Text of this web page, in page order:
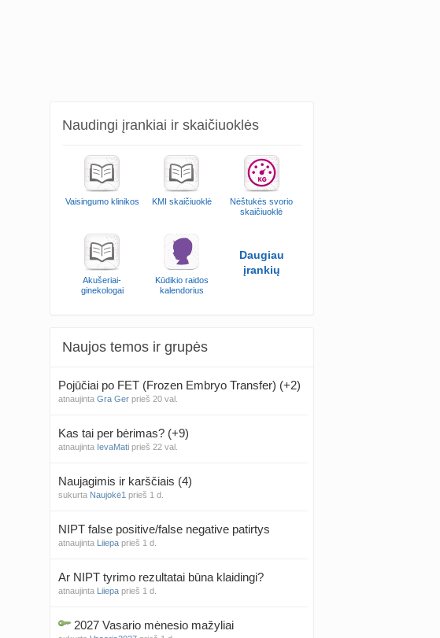
Naudingi įrankiai ir skaičiuoklės
Vaisingumo klinikos KMI skaičiuoklė
Nėštukės svorio
skaičiuoklė
Akušeriai-
ginekologai
Kūdikio raidos
kalendorius
Daugiau
įrankių
Naujos temos ir grupės
Pojūčiai po FET (Frozen Embryo Transfer) (+2)
atnaujinta Gra Ger prieš 20 val.
Kas tai per bėrimas? (+9)
atnaujinta IevaMati prieš 22 val.
Naujagimis ir karščiais (4)
sukurta Naujokė1 prieš 1 d.
NIPT false positive/false negative patirtys
atnaujinta Liiepa prieš 1 d.
Ar NIPT tyrimo rezultatai būna klaidingi?
atnaujinta Liiepa prieš 1 d.
2027 Vasario mėnesio mažyliai